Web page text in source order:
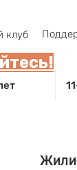
клуб